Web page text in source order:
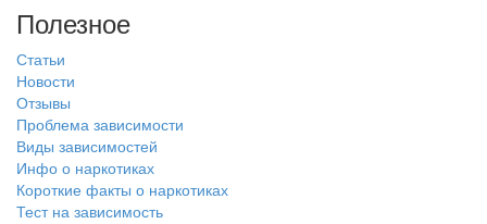
Полезное
Статьи
Новости
Отзывы
Проблема зависимости
Виды зависимостей
Инфо о наркотиках
Короткие факты о наркотиках
Тест на зависимость